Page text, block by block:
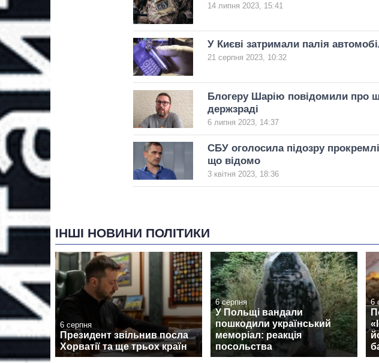
14 липня 2023, 15:41
У Києві затримали палія
21 серпня 2023, 10:32
Блогеру Шарію повідомили про
держзраді
6 липня 2023, 14:37
СБУ оголосила підозру
що відомо
3 квітня 2023, 18:36
ІНШІ НОВИНИ ПОЛІТИКИ
6 серпня
Президент звільнив посла
Хорватії та ще трьох країн
6 серпня
У Польщі вандали
пошкодили український
меморіал: реакція
посольства
6